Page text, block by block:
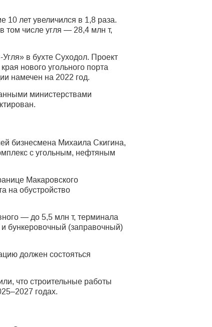
10 лет увеличился в 1,8 раза.
том числе угля — 28,4 млн т,
в бухте Суходол. Проект
нового угольного порта
намечен на 2022 год.
министерствами
бизнесмена Михаила Скигина,
с угольным, нефтяным
Макаровского
на обустройство
— до 5,5 млн т, терминала
и бункеровочный (заправочный)
должен состояться
что строительные работы
годах.